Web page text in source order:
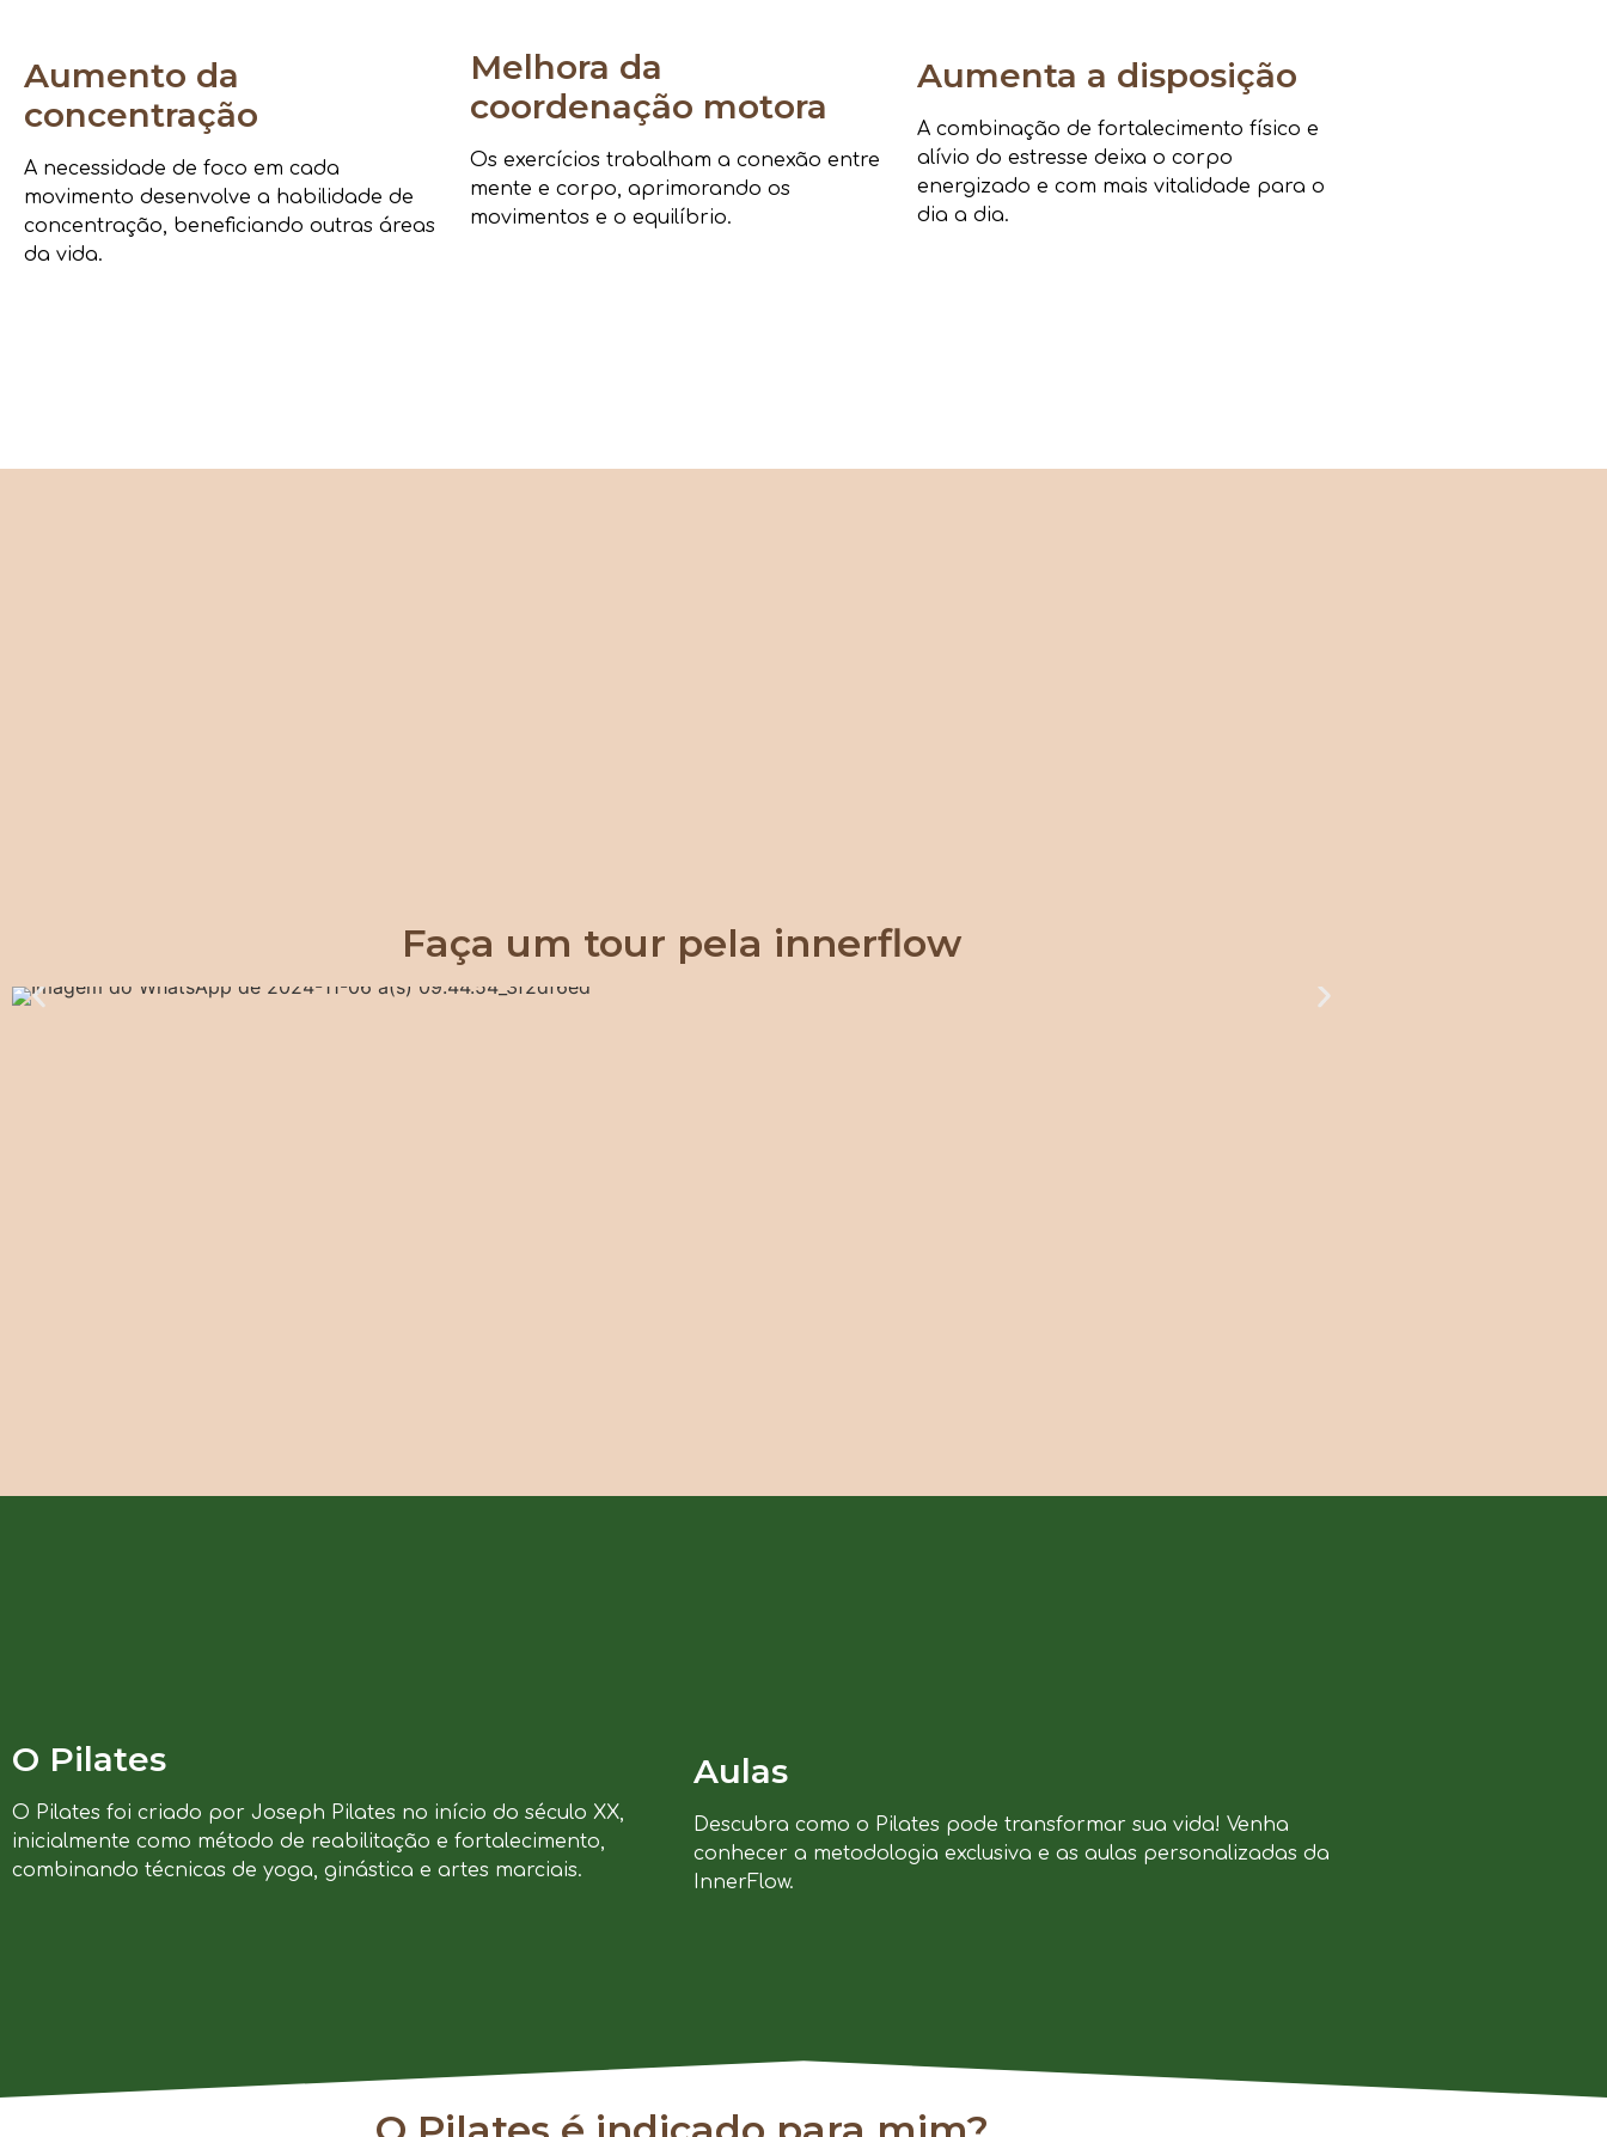
Aumento da
concentração
A necessidade de foco em cada
movimento desenvolve a habilidade de
concentração, beneficiando outras áreas
da vida.
Melhora da
coordenação motora
Os exercícios trabalham a conexão entre
mente e corpo, aprimorando os
movimentos e o equilíbrio.
Aumenta a disposição
A combinação de fortalecimento físico e
alívio do estresse deixa o corpo
energizado e com mais vitalidade para o
dia a dia.
Faça um tour pela innerflow
O Pilates
O Pilates foi criado por Joseph Pilates no início do século XX,
inicialmente como método de reabilitação e fortalecimento,
combinando técnicas de yoga, ginástica e artes marciais.
Aulas
Descubra como o Pilates pode transformar sua vida! Venha
conhecer a metodologia exclusiva e as aulas personalizadas da
InnerFlow.